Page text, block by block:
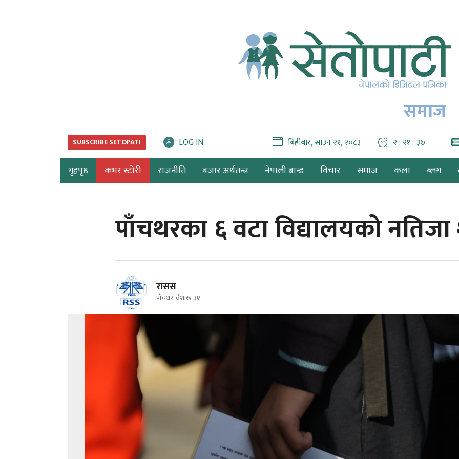
समाज
SUBSCRIBE SETOPATI LOG IN बिहीबार, साउन २१, २०८३ २ : २१ : ३९
गृहपृष्ठ कभर स्टोरी राजनीति बजार अर्थतन्त्र नेपाली ब्रान्ड विचार समाज कला ब्लग
पाँचथरका ६ वटा विद्यालयको
रासस
पाँचथर, वैशाख ३१